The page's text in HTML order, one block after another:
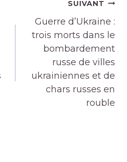
SUIVANT
Guerre d’Ukraine :
trois morts dans le
bombardement
russe de villes
ukrainiennes et de
chars russes en
rouble